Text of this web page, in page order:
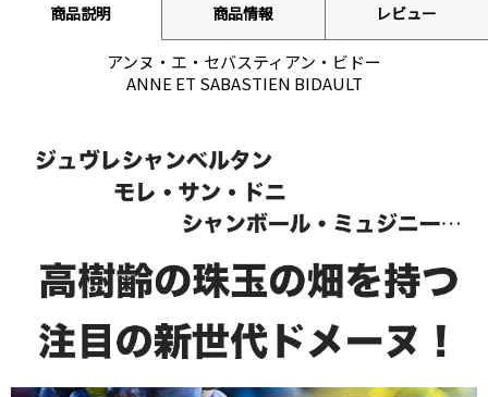
商品説明 商品情報 レビュー
アンヌ・エ・セバスティアン・ビドー
ANNE ET SABASTIEN BIDAULT